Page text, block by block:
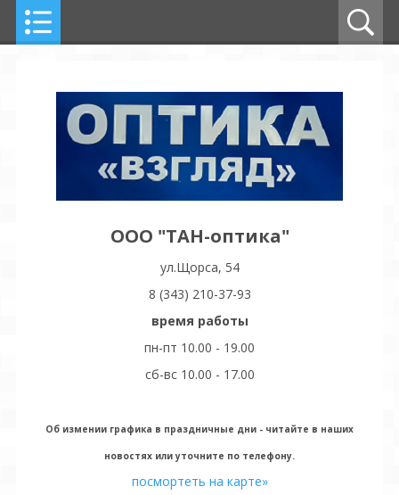
ООО "ТАН-оптика"
ул.Щорса, 54
8 (343) 210-37-93
время работы
пн-пт 10.00 - 19.00
сб-вс 10.00 - 17.00
Об измении графика в праздничные дни - читайте в наших
новостях или уточните по телефону.
посмортеть на карте»